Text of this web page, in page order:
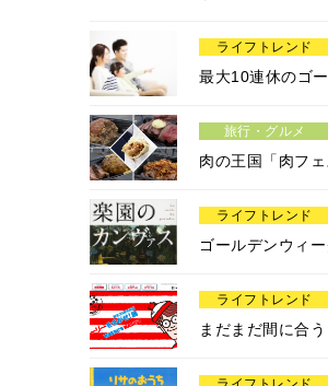
ライフトレンド
最大10連休のゴ
旅行・グルメ
肉の王国「肉フ
ライフトレンド
ゴールデンウィ
ライフトレンド
まだまだ間に合